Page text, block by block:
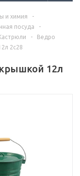
и химия
-
посуда
-
-
Ведро
2с28
12л